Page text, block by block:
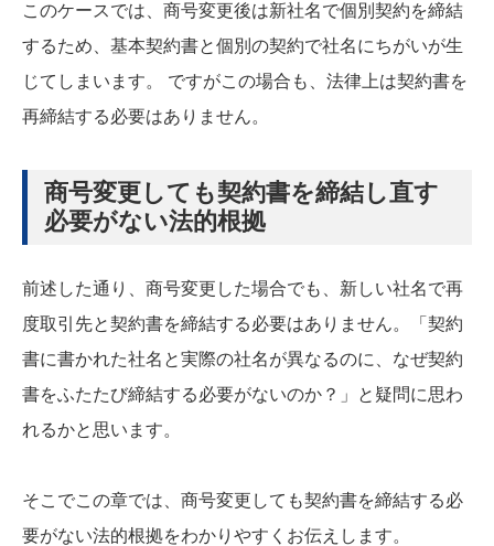
このケースでは、商号変更後は新社名で個別契約を締結
するため、基本契約書と個別の契約で社名にちがいが生
じてしまいます。 ですがこの場合も、法律上は契約書を
再締結する必要はありません。
商号変更しても契約書を締結し直す
必要がない法的根拠
前述した通り、商号変更した場合でも、新しい社名で再
度取引先と契約書を締結する必要はありません。「契約
書に書かれた社名と実際の社名が異なるのに、なぜ契約
書をふたたび締結する必要がないのか？」と疑問に思わ
れるかと思います。
そこでこの章では、商号変更しても契約書を締結する必
要がない法的根拠をわかりやすくお伝えします。